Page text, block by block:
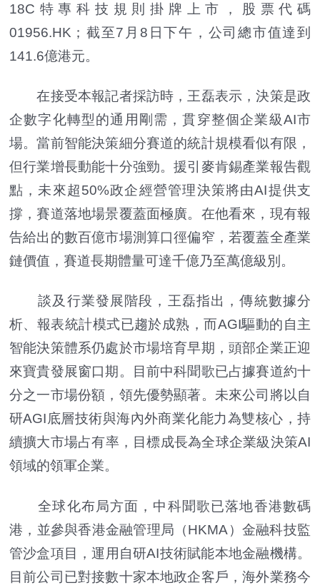
18C特專科技規則掛牌上市，股票代碼
01956.HK；截至7月8日下午，公司總市值達到
141.6億港元。
在接受本報記者採訪時，王磊表示，決策是政
企數字化轉型的通用剛需，貫穿整個企業級AI市
場。當前智能決策細分賽道的統計規模看似有限，
但行業增長動能十分強勁。援引麥肯錫產業報告觀
點，未來超50%政企經營管理決策將由AI提供支
撐，賽道落地場景覆蓋面極廣。在他看來，現有報
告給出的數百億市場測算口徑偏窄，若覆蓋全產業
鏈價值，賽道長期體量可達千億乃至萬億級別。
談及行業發展階段，王磊指出，傳統數據分
析、報表統計模式已趨於成熟，而AGI驅動的自主
智能決策體系仍處於市場培育早期，頭部企業正迎
來寶貴發展窗口期。目前中科聞歌已占據賽道約十
分之一市場份額，領先優勢顯著。未來公司將以自
研AGI底層技術與海內外商業化能力為雙核心，持
續擴大市場占有率，目標成長為全球企業級決策AI
領域的領軍企業。
全球化布局方面，中科聞歌已落地香港數碼
港，並參與香港金融管理局（HKMA）金融科技監
管沙盒項目，運用自研AI技術賦能本地金融機構。
目前公司已對接數十家本地政企客戶，海外業務今